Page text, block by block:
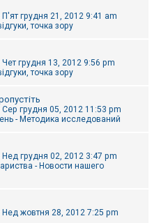
П'ят грудня 21, 2012 9:41 am
точка зору
Чет грудня 13, 2012 9:56 pm
точка зору
Сер грудня 05, 2012 11:53 pm
- Методика исследований
Нед грудня 02, 2012 3:47 pm
- Новости нашего
Нед жовтня 28, 2012 7:25 pm